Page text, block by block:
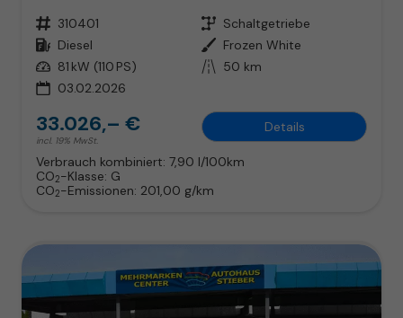
Fahrzeugnr. 310401 Getriebe Schaltgetriebe
Kraftstoff Diesel Außenfarbe Frozen White
Leistung 81 kW (110 PS) Kilometerstand 50 km
03.02.2026
33.026,– €
incl. 19% MwSt.
Details
Verbrauch kombiniert: 7,90 l/100km
CO2-Klasse: G
CO2-Emissionen: 201,00 g/km